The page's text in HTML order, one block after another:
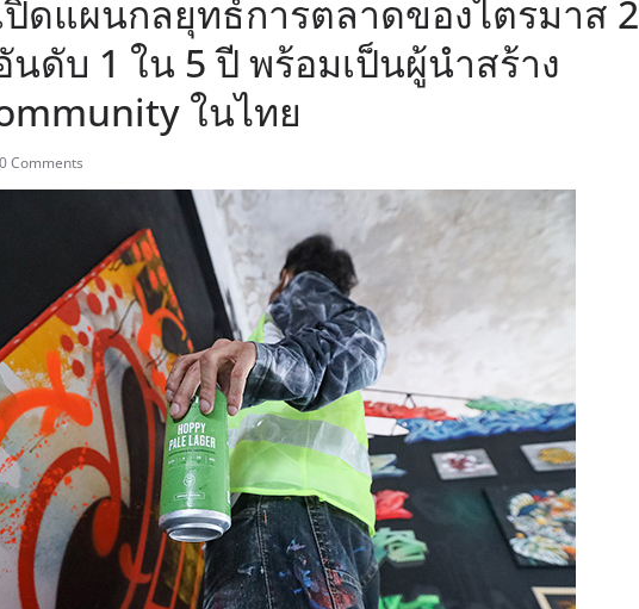
ปิดแผนกลยุทธ์การตลาดของไตรมาส 2
ดับ 1 ใน 5 ปี พร้อมเป็นผู้นำสร้าง
ในไทย
0 Comments